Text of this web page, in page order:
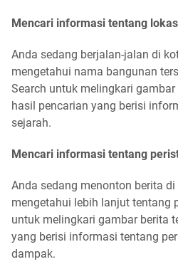
Mencari informasi tentang
Anda sedang berjalan-jalan di
mengetahui nama bangunan
Search untuk melingkari
hasil pencarian yang berisi
sejarah.
Mencari informasi tentang
Anda sedang menonton berita
mengetahui lebih lanjut tentang
untuk melingkari gambar berita
yang berisi informasi tentang
dampak.